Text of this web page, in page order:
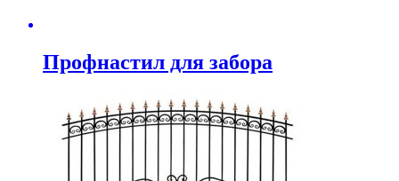
Профнастил для забора